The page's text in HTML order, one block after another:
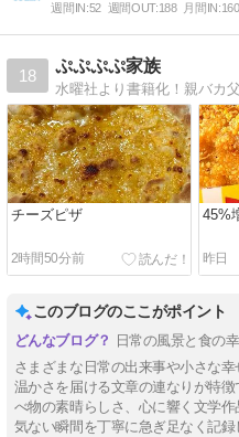
週間IN:52 週間OUT:188 月間IN:160
18
ぷぷぷぷ家族
チーズピザ
2時間50分前
45%
昨日
このブログのここがポイント
日常の風景と食の
さまざまな日常の出来事や小さな
温かさを届ける文章の連なりが特
べ物の素晴らしさ、心に響く文学
気ない瞬間を丁寧に急ぎ足なく記